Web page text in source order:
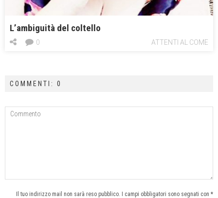
L’ambiguità del coltello
ATTENTI AL COME
0
COMMENTI: 0
Il tuo indirizzo mail non sarà reso pubblico. I campi obbligatori sono segnati con *